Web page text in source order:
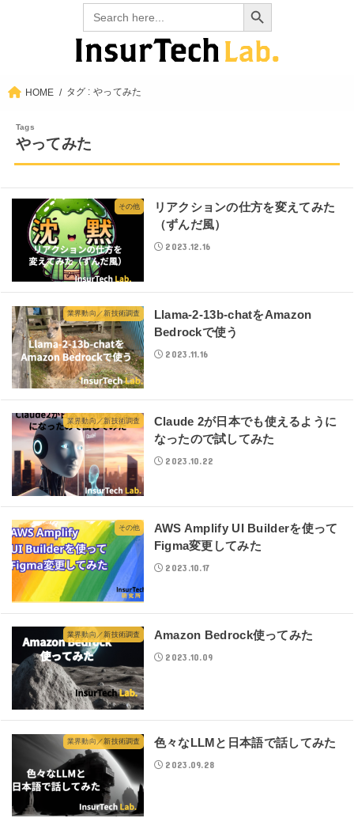
Search
for:
HOME タグ : やってみた
やってみた
その他
リアクションの仕方を変えてみた
（ずんだ風）
2023.12.16
業界動向／新技術調査
Llama-2-13b-chatをAmazon
Bedrockで使う
2023.11.16
業界動向／新技術調査
Claude 2が日本でも使えるように
なったので試してみた
2023.10.22
その他
AWS Amplify UI Builderを使って
Figma変更してみた
2023.10.17
業界動向／新技術調査 Amazon Bedrock使ってみた
2023.10.09
業界動向／新技術調査 色々なLLMと日本語で話してみた
2023.09.28